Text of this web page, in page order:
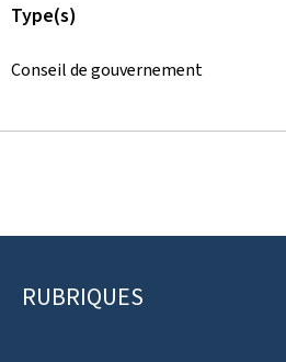
Type(s)
Conseil de gouvernement
P
RUBRIQUES